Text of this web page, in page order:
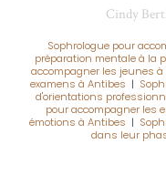
Cindy
Sophrologue pour
préparation mentale à la
accompagner les jeunes
examens à Antibes |
d'orientations
pour accompagner les
émotions à Antibes |
dans leur